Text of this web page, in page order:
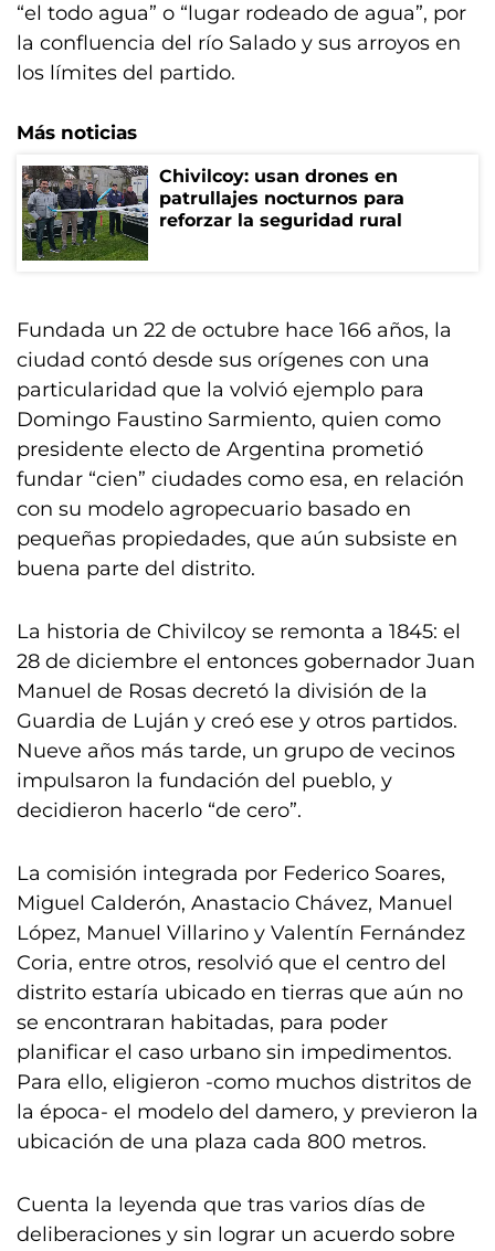
“el todo agua” o “lugar rodeado de agua”, por
la confluencia del río Salado y sus arroyos en
los límites del partido.
Más noticias
Chivilcoy: usan drones en
patrullajes nocturnos para
reforzar la seguridad rural
Fundada un 22 de octubre hace 166 años, la
ciudad contó desde sus orígenes con una
particularidad que la volvió ejemplo para
Domingo Faustino Sarmiento, quien como
presidente electo de Argentina prometió
fundar “cien” ciudades como esa, en relación
con su modelo agropecuario basado en
pequeñas propiedades, que aún subsiste en
buena parte del distrito.
La historia de Chivilcoy se remonta a 1845: el
28 de diciembre el entonces gobernador Juan
Manuel de Rosas decretó la división de la
Guardia de Luján y creó ese y otros partidos.
Nueve años más tarde, un grupo de vecinos
impulsaron la fundación del pueblo, y
decidieron hacerlo “de cero”.
La comisión integrada por Federico Soares,
Miguel Calderón, Anastacio Chávez, Manuel
López, Manuel Villarino y Valentín Fernández
Coria, entre otros, resolvió que el centro del
distrito estaría ubicado en tierras que aún no
se encontraran habitadas, para poder
planificar el caso urbano sin impedimentos.
Para ello, eligieron -como muchos distritos de
la época- el modelo del damero, y previeron la
ubicación de una plaza cada 800 metros.
Cuenta la leyenda que tras varios días de
deliberaciones y sin lograr un acuerdo sobre